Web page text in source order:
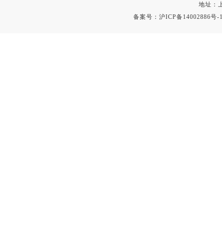
地址：
备案号：沪ICP备14002886号-